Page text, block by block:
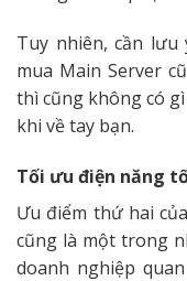
Tuy nhiên, cần
mua Main Server
thì cũng không có
khi về tay bạn.
Tối ưu điện năng
Ưu điểm thứ hai của
cũng là một trong
doanh nghiệp